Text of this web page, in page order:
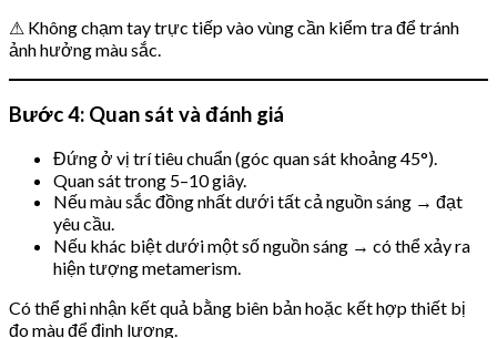
⚠ Không chạm tay trực tiếp vào vùng cần kiểm tra để tránh
ảnh hưởng màu sắc.
Bước 4: Quan sát và đánh giá
Đứng ở vị trí tiêu chuẩn (góc quan sát khoảng 45°).
Quan sát trong 5–10 giây.
Nếu màu sắc đồng nhất dưới tất cả nguồn sáng → đạt
yêu cầu.
Nếu khác biệt dưới một số nguồn sáng → có thể xảy ra
hiện tượng metamerism.
Có thể ghi nhận kết quả bằng biên bản hoặc kết hợp thiết bị
đo màu để định lượng.